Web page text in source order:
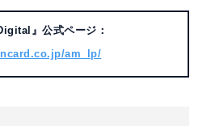
』公式ページ：
am_lp/